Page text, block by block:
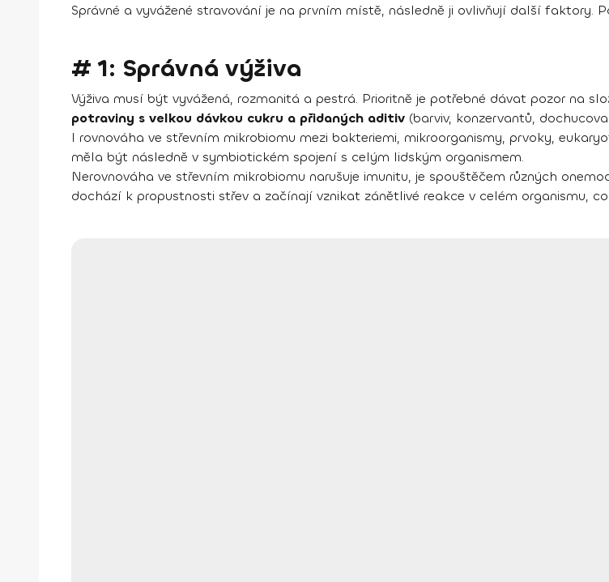
Správné a vyvážené stravování je na prvním místě, následně ji ovlivňují další faktory.
# 1: Správná výživa
Výživa musí být vyvážená, rozmanitá a pestrá. Prioritně je potřebné dávat pozor na
potraviny s velkou dávkou cukru a přidaných aditiv (barviv, konzervantů,
I rovnováha ve střevním mikrobiomu mezi bakteriemi, mikroorganismy, prvoky,
měla být následně v symbiotickém spojení s celým lidským organismem.
Nerovnováha ve střevním mikrobiomu narušuje imunitu, je spouštěčem různých
dochází k propustnosti střev a začínají vznikat zánětlivé reakce v celém organismu,